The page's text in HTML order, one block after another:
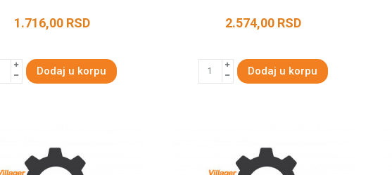
1.716,00 RSD
Dodaj u korpu
2.574,00 RSD
Dodaj u korpu